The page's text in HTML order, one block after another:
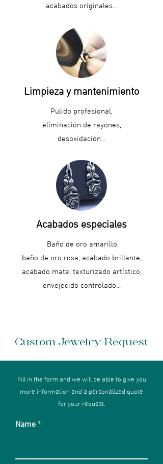
acabados originales...
Limpieza y mantenimiento
Pulido profesional,
eliminación de rayones,
desoxidación...
Acabados especiales
Baño de oro amarillo,
baño de oro rosa, acabado brillante,
acabado mate, texturizado artístico,
envejecido controlado...
Custom Jewelry Request
Fill in the form and we will be able to give you
more information and a personalized quote
for your request.
Name